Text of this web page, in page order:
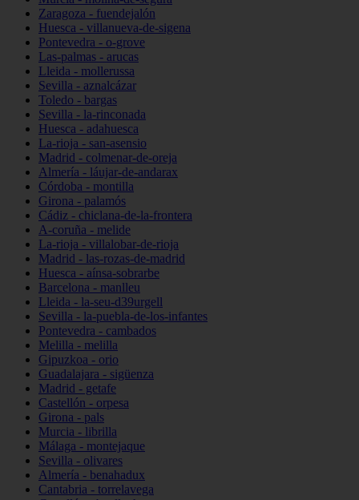
Zaragoza - fuendejalón
Huesca - villanueva-de-sigena
Pontevedra - o-grove
Las-palmas - arucas
Lleida - mollerussa
Sevilla - aznalcázar
Toledo - bargas
Sevilla - la-rinconada
Huesca - adahuesca
La-rioja - san-asensio
Madrid - colmenar-de-oreja
Almería - láujar-de-andarax
Córdoba - montilla
Girona - palamós
Cádiz - chiclana-de-la-frontera
A-coruña - melide
La-rioja - villalobar-de-rioja
Madrid - las-rozas-de-madrid
Huesca - aínsa-sobrarbe
Barcelona - manlleu
Lleida - la-seu-d39urgell
Sevilla - la-puebla-de-los-infantes
Pontevedra - cambados
Melilla - melilla
Gipuzkoa - orio
Guadalajara - sigüenza
Madrid - getafe
Castellón - orpesa
Girona - pals
Murcia - librilla
Málaga - montejaque
Sevilla - olivares
Almería - benahadux
Cantabria - torrelavega